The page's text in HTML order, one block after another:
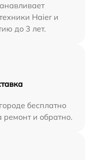
Haier и
до 3 лет.
бесплатно
ремонт и обратно.